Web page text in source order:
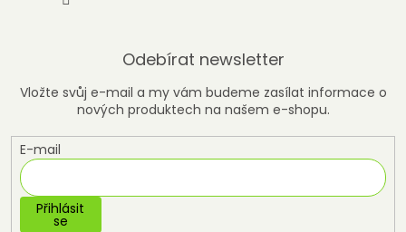
Odebírat newsletter
Vložte svůj e-mail a my vám budeme zasílat informace o
nových produktech na našem e-shopu.
E-mail
Přihlásit
se